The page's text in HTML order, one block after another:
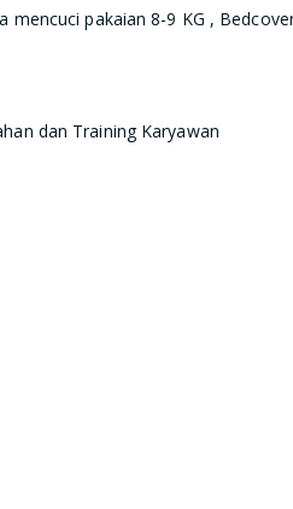
mencuci pakaian 8-9 KG ,
dan Training Karyawan